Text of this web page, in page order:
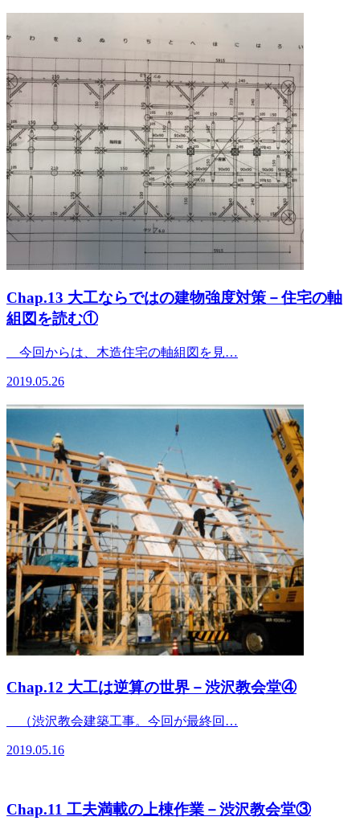
Chap.13 大工ならではの建物強度対策－住宅の軸
組図を読む①
今回からは、木造住宅の軸組図を見…
2019.05.26
Chap.12 大工は逆算の世界－渋沢教会堂④
（渋沢教会建築工事。今回が最終回…
2019.05.16
Chap.11 工夫満載の上棟作業－渋沢教会堂③